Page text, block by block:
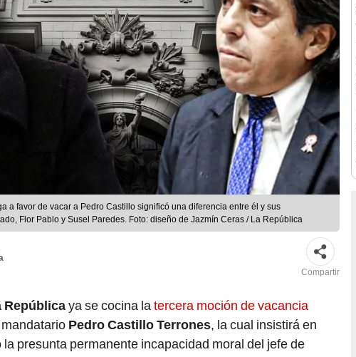
a favor de vacar a Pedro Castillo significó una diferencia entre él y sus
Flor Pablo y Susel Paredes. Foto: diseño de Jazmín Ceras / La República
Compartir
Pedro Castillo Terrones, la cual insistirá en
presunta permanente incapacidad moral del jefe de
registrados porPatricia Chirinos(Avanza País) yJorge